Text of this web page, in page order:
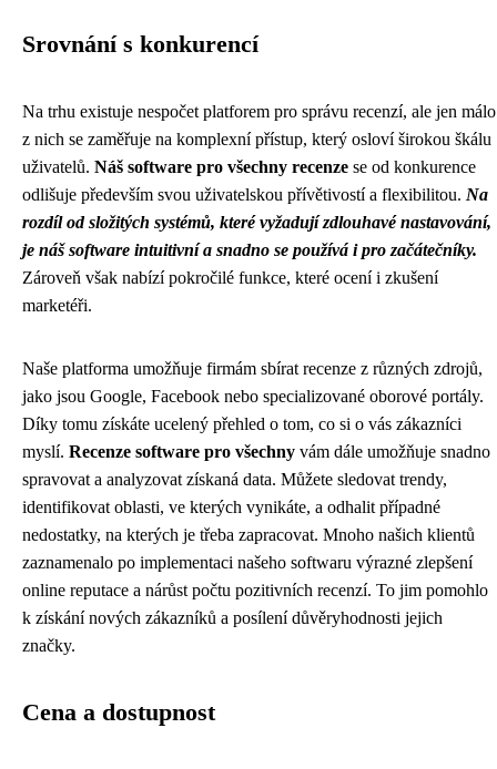
Srovnání s konkurencí
Na trhu existuje nespočet platforem pro správu recenzí, ale jen málo
z nich se zaměřuje na komplexní přístup, který osloví širokou škálu
uživatelů. Náš software pro všechny recenze se od konkurence
odlišuje především svou uživatelskou přívětivostí a flexibilitou. Na
rozdíl od složitých systémů, které vyžadují zdlouhavé nastavování,
je náš software intuitivní a snadno se používá i pro začátečníky.
Zároveň však nabízí pokročilé funkce, které ocení i zkušení
marketéři.
Naše platforma umožňuje firmám sbírat recenze z různých zdrojů,
jako jsou Google, Facebook nebo specializované oborové portály.
Díky tomu získáte ucelený přehled o tom, co si o vás zákazníci
myslí. Recenze software pro všechny vám dále umožňuje snadno
spravovat a analyzovat získaná data. Můžete sledovat trendy,
identifikovat oblasti, ve kterých vynikáte, a odhalit případné
nedostatky, na kterých je třeba zapracovat. Mnoho našich klientů
zaznamenalo po implementaci našeho softwaru výrazné zlepšení
online reputace a nárůst počtu pozitivních recenzí. To jim pomohlo
k získání nových zákazníků a posílení důvěryhodnosti jejich
značky.
Cena a dostupnost